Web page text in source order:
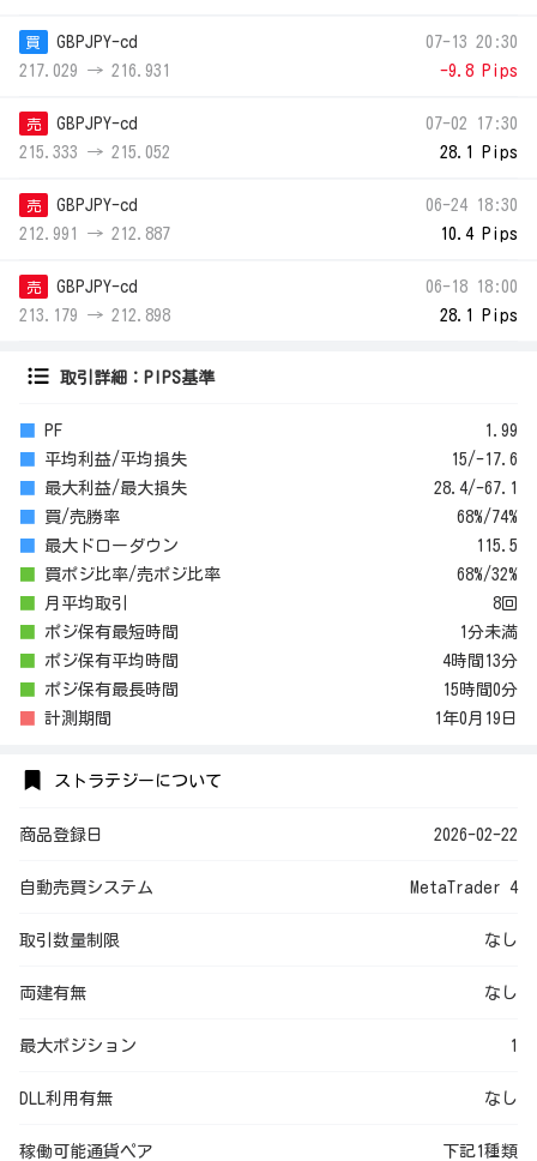
買
GBPJPY-cd
217.029 → 216.931
07-13 20:30
-9.8 Pips
売
GBPJPY-cd
215.333 → 215.052
07-02 17:30
28.1 Pips
売
GBPJPY-cd
212.991 → 212.887
06-24 18:30
10.4 Pips
売
GBPJPY-cd
213.179 → 212.898
06-18 18:00
28.1 Pips
取引詳細：PIPS基準
PF
1.99
平均利益/平均損失
15/-17.6
最大利益/最大損失
28.4/-67.1
買/売勝率
68%/74%
最大ドローダウン
115.5
買ポジ比率/売ポジ比率
68%/32%
月平均取引
8回
ポジ保有最短時間
1分未満
ポジ保有平均時間
4時間13分
ポジ保有最長時間
15時間0分
計測期間 1年0月19日
ストラテジーについて
商品登録日 2026-02-22
自動売買システム MetaTrader 4
取引数量制限 なし
両建有無 なし
最大ポジション 1
DLL利用有無 なし
稼働可能通貨ペア
下記1種類